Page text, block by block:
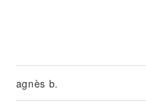
agnès b.